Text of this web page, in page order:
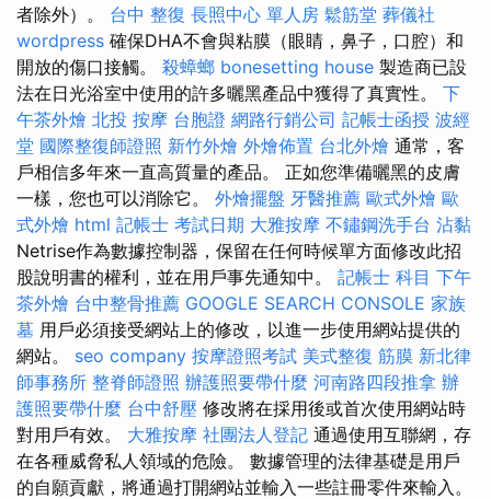
者除外）。 台中 整復 長照中心 單人房 鬆筋堂 葬儀社
wordpress 確保DHA不會與粘膜（眼睛，鼻子，口腔）和
開放的傷口接觸。 殺蟑螂 bonesetting house 製造商已設
法在日光浴室中使用的許多曬黑產品中獲得了真實性。 下
午茶外燴 北投 按摩 台胞證 網路行銷公司 記帳士函授 波經
堂 國際整復師證照 新竹外燴 外燴佈置 台北外燴 通常，客
戶相信多年來一直高質量的產品。 正如您準備曬黑的皮膚
一樣，您也可以消除它。 外燴擺盤 牙醫推薦 歐式外燴 歐
式外燴 html 記帳士 考試日期 大雅按摩 不鏽鋼洗手台 沾黏
Netrise作為數據控制器，保留在任何時候單方面修改此招
股說明書的權利，並在用戶事先通知中。 記帳士 科目 下午
茶外燴 台中整骨推薦 GOOGLE SEARCH CONSOLE 家族
墓 用戶必須接受網站上的修改，以進一步使用網站提供的
網站。 seo company 按摩證照考試 美式整復 筋膜 新北律
師事務所 整脊師證照 辦護照要帶什麼 河南路四段推拿 辦
護照要帶什麼 台中舒壓 修改將在採用後或首次使用網站時
對用戶有效。 大雅按摩 社團法人登記 通過使用互聯網，存
在各種威脅私人領域的危險。 數據管理的法律基礎是用戶
的自願貢獻，將通過打開網站並輸入一些註冊零件來輸入。